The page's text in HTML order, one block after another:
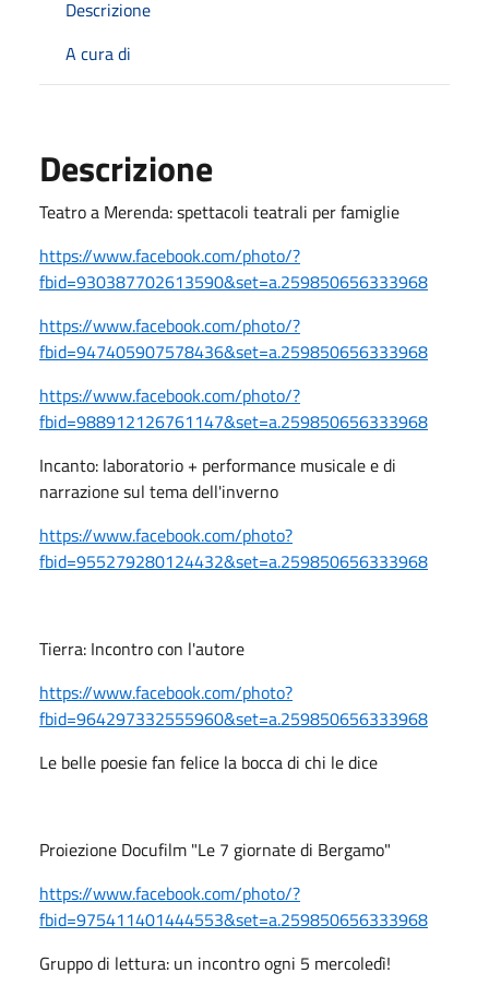
Descrizione
A cura di
Descrizione
Teatro a Merenda: spettacoli teatrali per famiglie
https://www.facebook.com/photo/?
fbid=930387702613590&set=a.259850656333968
https://www.facebook.com/photo/?
fbid=947405907578436&set=a.259850656333968
https://www.facebook.com/photo/?
fbid=988912126761147&set=a.259850656333968
Incanto: laboratorio + performance musicale e di
narrazione sul tema dell'inverno
https://www.facebook.com/photo?
fbid=955279280124432&set=a.259850656333968
Tierra: Incontro con l'autore
https://www.facebook.com/photo?
fbid=964297332555960&set=a.259850656333968
Le belle poesie fan felice la bocca di chi le dice
Proiezione Docufilm "Le 7 giornate di Bergamo"
https://www.facebook.com/photo/?
fbid=975411401444553&set=a.259850656333968
Gruppo di lettura: un incontro ogni 5 mercoledì!